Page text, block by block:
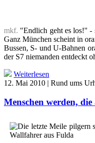
mkf. "Endlich geht es los!" -
Ganz München scheint in
Bussen, S- und U-Bahnen
der S7 niemanden entdeckt
Weiterlesen
12. Mai 2010 | Rund ums
Menschen werden,